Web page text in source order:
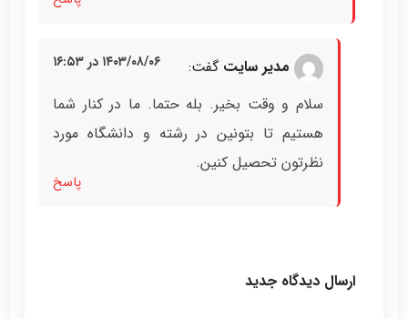
مدیر سایت گفت: ۱۴۰۳/۰۸/۰۶ در ۱۶:۵۳
سلام و وقت بخیر. بله حتما. ما در کنار شما
هستیم تا بتونین در رشته و دانشگاه مورد
نظرتون تحصیل کنین.
پاسخ
ارسال دیدگاه جدید